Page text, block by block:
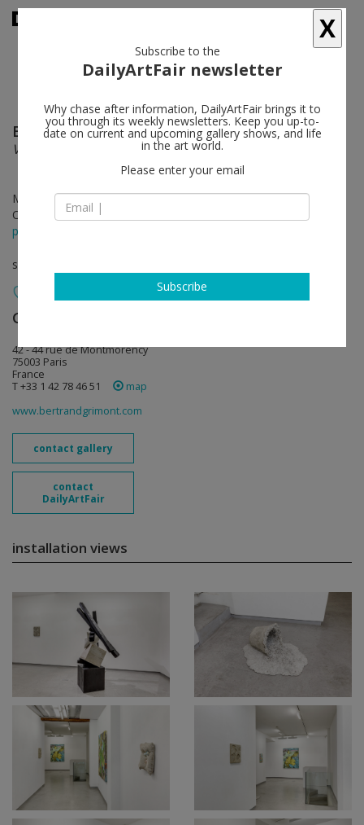
Benjamin Sabatier follow
Variations concrètes
Mar 12 - May 09, 2020
Opening on Mar 12, 2020 - from 6 pm
press release
solo show
Galerie Bertrand Grimont
42 - 44 rue de Montmorency
75003 Paris
France
T +33 1 42 78 46 51
map
www.bertrandgrimont.com
contact gallery
contact
DailyArtFair
installation views
X
Subscribe to the
DailyArtFair newsletter
Why chase after information, DailyArtFair brings it to
you through its weekly newsletters. Keep you up-to-
date on current and upcoming gallery shows, and life
in the art world.
Please enter your email
Subscribe